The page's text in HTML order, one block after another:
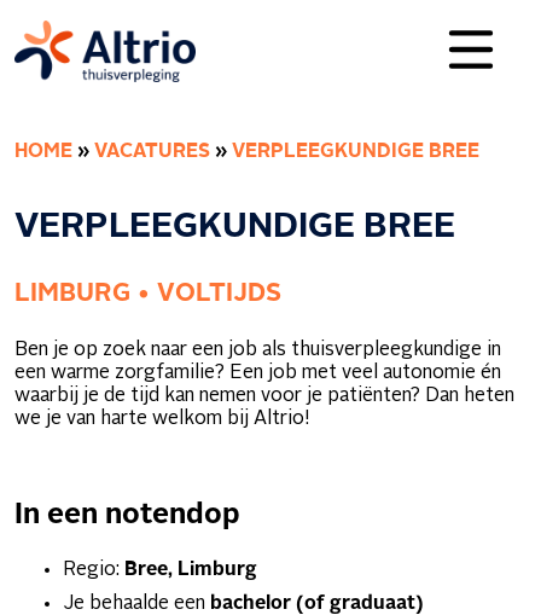
HOME » VACATURES » VERPLEEGKUNDIGE BREE
VERPLEEGKUNDIGE BREE
LIMBURG • VOLTIJDS
Ben je op zoek naar een job als thuisverpleegkundige in
een warme zorgfamilie? Een job met veel autonomie én
waarbij je de tijd kan nemen voor je patiënten? Dan heten
we je van harte welkom bij Altrio!
In een notendop
Regio: Bree, Limburg
Je behaalde een bachelor (of graduaat)